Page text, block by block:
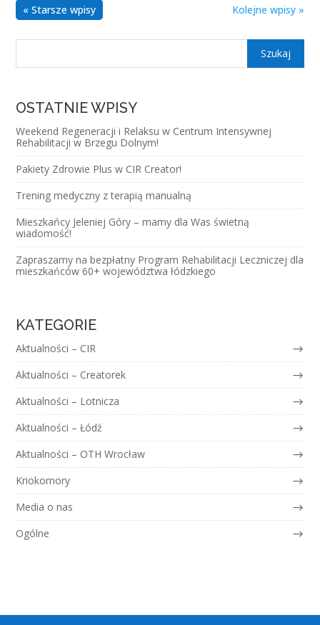
« Starsze wpisy Kolejne wpisy »
OSTATNIE WPISY
Weekend Regeneracji i Relaksu w Centrum Intensywnej
Rehabilitacji w Brzegu Dolnym!
Pakiety Zdrowie Plus w CIR Creator!
Trening medyczny z terapią manualną
Mieszkańcy Jeleniej Góry – mamy dla Was świetną
wiadomość!
Zapraszamy na bezpłatny Program Rehabilitacji Leczniczej dla
mieszkańców 60+ województwa łódzkiego
KATEGORIE
Aktualności – CIR
Aktualności – Creatorek
Aktualności – Lotnicza
Aktualności – Łódź
Aktualności – OTH Wrocław
Kriokomory
Media o nas
Ogólne